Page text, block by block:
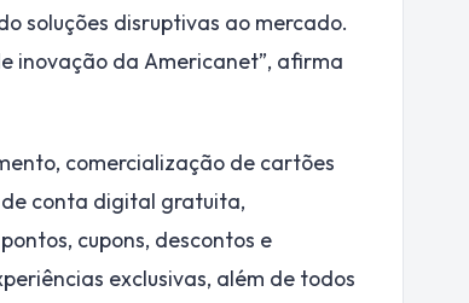
soluções disruptivas ao mercado.
inovação da Americanet”, afirma
comercialização de cartões
de conta digital gratuita,
cupons, descontos e
exclusivas, além de todos